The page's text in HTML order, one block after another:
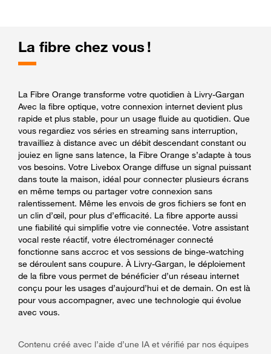
La fibre chez vous !
La Fibre Orange transforme votre quotidien à Livry-Gargan
Avec la fibre optique, votre connexion internet devient plus
rapide et plus stable, pour un usage fluide au quotidien. Que
vous regardiez vos séries en streaming sans interruption,
travailliez à distance avec un débit descendant constant ou
jouiez en ligne sans latence, la Fibre Orange s’adapte à tous
vos besoins. Votre Livebox Orange diffuse un signal puissant
dans toute la maison, idéal pour connecter plusieurs écrans
en même temps ou partager votre connexion sans
ralentissement. Même les envois de gros fichiers se font en
un clin d’œil, pour plus d’efficacité. La fibre apporte aussi
une fiabilité qui simplifie votre vie connectée. Votre assistant
vocal reste réactif, votre électroménager connecté
fonctionne sans accroc et vos sessions de binge-watching
se déroulent sans coupure. À Livry-Gargan, le déploiement
de la fibre vous permet de bénéficier d’un réseau internet
conçu pour les usages d’aujourd’hui et de demain. On est là
pour vous accompagner, avec une technologie qui évolue
avec vous.
Contenu créé avec l’aide d’une IA et vérifié par nos équipes